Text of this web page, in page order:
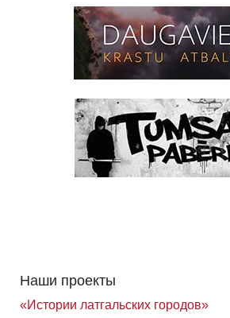
Наши проекты
«Истории латгальских городов»